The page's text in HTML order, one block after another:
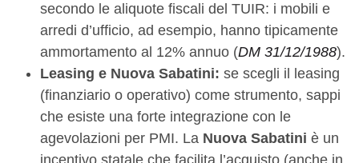
secondo le aliquote fiscali del TUIR: i mobili e
arredi d’ufficio, ad esempio, hanno tipicamente
ammortamento al 12% annuo (DM 31/12/1988).
Leasing e Nuova Sabatini: se scegli il leasing
(finanziario o operativo) come strumento, sappi
che esiste una forte integrazione con le
agevolazioni per PMI. La Nuova Sabatini è un